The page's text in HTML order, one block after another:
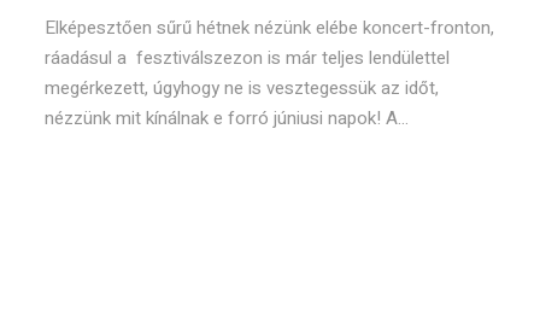
Elképesztően sűrű hétnek nézünk elébe koncert-fronton,
ráadásul a fesztiválszezon is már teljes lendülettel
megérkezett, úgyhogy ne is vesztegessük az időt,
nézzünk mit kínálnak e forró júniusi napok! A...